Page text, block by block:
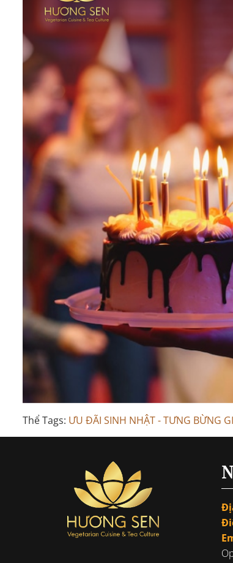
Thể Tags: ƯU ĐÃI SINH NHẬT - TƯNG BỪNG